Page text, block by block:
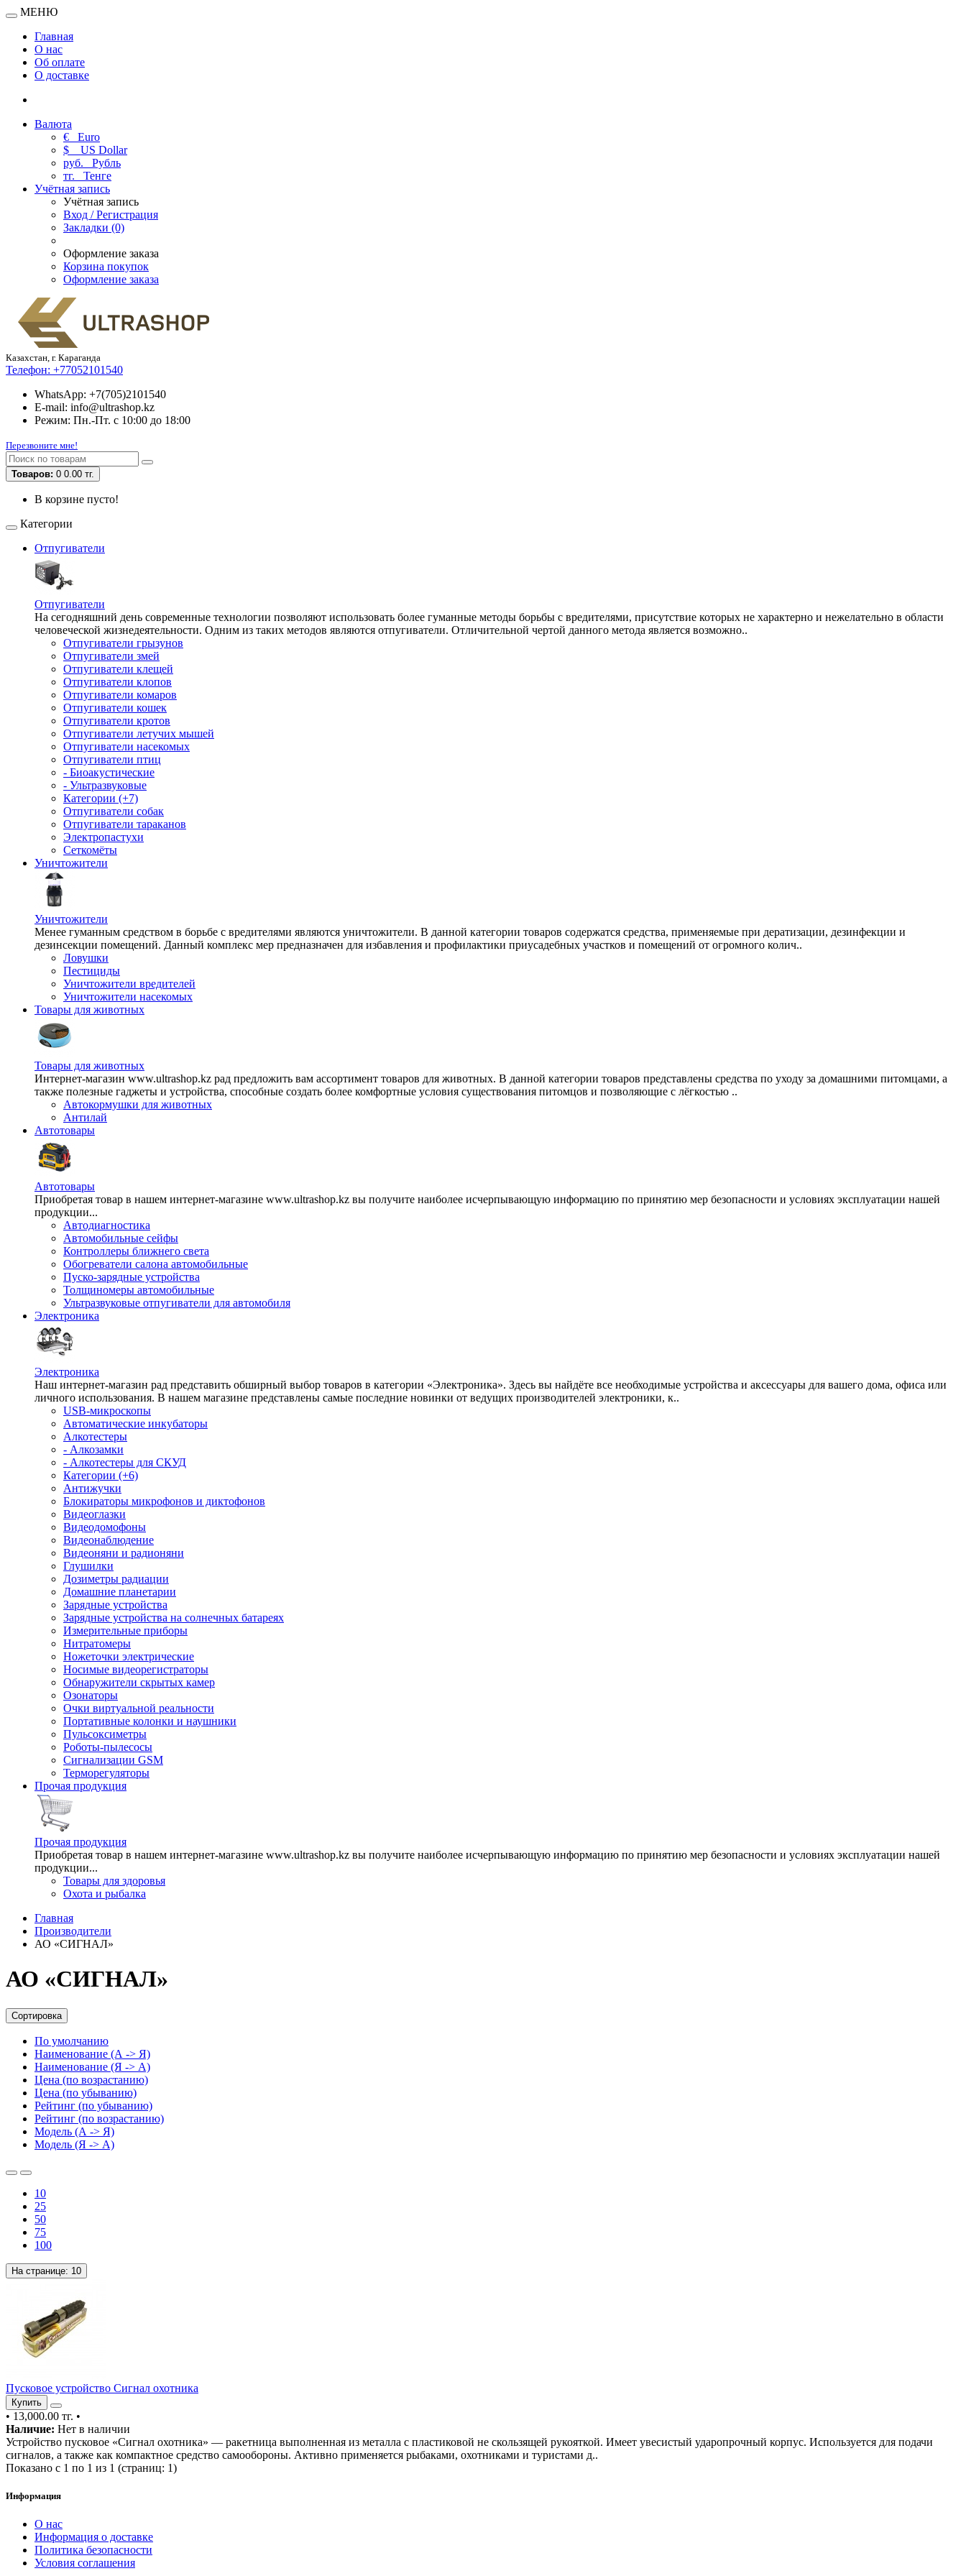
МЕНЮ
Главная
О нас
Об оплате
О доставке
Валюта
€ Euro
$
US Dollar
руб. Рубль
тг. Тенге
Учётная запись
Учётная запись
Вход / Регистрация
Закладки (0)
Оформление заказа
Корзина покупок
Оформление заказа
Казахстан, г. Караганда
Телефон: +77052101540
WhatsApp: +7(705)2101540
E-mail: info@ultrashop.kz
Режим: Пн.-Пт. с 10:00 до 18:00
Перезвоните мне!
Товаров: 0 0.00 тг.
В корзине пусто!
Категории
Отпугиватели
Отпугиватели
На сегодняшний день современные технологии позволяют использовать более гуманные методы борьбы с вредителями, присутствие которых не характерно и нежелательно в области
человеческой жизнедеятельности. Одним из таких методов являются отпугиватели. Отличительной чертой данного метода является возможно..
Отпугиватели грызунов
Отпугиватели змей
Отпугиватели клещей
Отпугиватели клопов
Отпугиватели комаров
Отпугиватели кошек
Отпугиватели кротов
Отпугиватели летучих мышей
Отпугиватели насекомых
Отпугиватели птиц
- Биоакустические
- Ультразвуковые
Категории (+7)
Отпугиватели собак
Отпугиватели тараканов
Электропастухи
Сеткомёты
Уничтожители
Уничтожители
Менее гуманным средством в борьбе с вредителями являются уничтожители. В данной категории товаров содержатся средства, применяемые при дератизации, дезинфекции и
дезинсекции помещений. Данный комплекс мер предназначен для избавления и профилактики приусадебных участков и помещений от огромного колич..
Ловушки
Пестициды
Уничтожители вредителей
Уничтожители насекомых
Товары для животных
Товары для животных
Интернет-магазин www.ultrashop.kz рад предложить вам ассортимент товаров для животных. В данной категории товаров представлены средства по уходу за домашними питомцами, а
также полезные гаджеты и устройства, способные создать более комфортные условия существования питомцов и позволяющие с лёгкостью ..
Автокормушки для животных
Антилай
Автотовары
Автотовары
Приобретая товар в нашем интернет-магазине www.ultrashop.kz вы получите наиболее исчерпывающую информацию по принятию мер безопасности и условиях эксплуатации нашей
продукции...
Автодиагностика
Автомобильные сейфы
Контроллеры ближнего света
Обогреватели салона автомобильные
Пуско-зарядные устройства
Толщиномеры автомобильные
Ультразвуковые отпугиватели для автомобиля
Электроника
Электроника
Наш интернет-магазин рад представить обширный выбор товаров в категории «Электроника». Здесь вы найдёте все необходимые устройства и аксессуары для вашего дома, офиса или
личного использования. В нашем магазине представлены самые последние новинки от ведущих производителей электроники, к..
USB-микроскопы
Автоматические инкубаторы
Алкотестеры
- Алкозамки
- Алкотестеры для СКУД
Категории (+6)
Антижучки
Блокираторы микрофонов и диктофонов
Видеоглазки
Видеодомофоны
Видеонаблюдение
Видеоняни и радионяни
Глушилки
Дозиметры радиации
Домашние планетарии
Зарядные устройства
Зарядные устройства на солнечных батареях
Измерительные приборы
Нитратомеры
Ножеточки электрические
Носимые видеорегистраторы
Обнаружители скрытых камер
Озонаторы
Очки виртуальной реальности
Портативные колонки и наушники
Пульсоксиметры
Роботы-пылесосы
Сигнализации GSM
Терморегуляторы
Прочая продукция
Прочая продукция
Приобретая товар в нашем интернет-магазине www.ultrashop.kz вы получите наиболее исчерпывающую информацию по принятию мер безопасности и условиях эксплуатации нашей
продукции...
Товары для здоровья
Охота и рыбалка
Главная
Производители
АО «СИГНАЛ»
АО «СИГНАЛ»
Сортировка
По умолчанию
Наименование (А -> Я)
Наименование (Я -> А)
Цена (по возрастанию)
Цена (по убыванию)
Рейтинг (по убыванию)
Рейтинг (по возрастанию)
Модель (А -> Я)
Модель (Я -> А)
10
25
50
75
100
На странице: 10
Пусковое устройство Сигнал охотника
Купить
• 13,000.00 тг. •
Наличие: Нет в наличии
Устройство пусковое «Сигнал охотника» — ракетница выполненная из металла с пластиковой не скользящей рукояткой. Имеет увесистый ударопрочный корпус. Используется для подачи
сигналов, а также как компактное средство самообороны. Активно применяется рыбаками, охотниками и туристами д..
Показано с 1 по 1 из 1 (страниц: 1)
Информация
О нас
Информация о доставке
Политика безопасности
Условия соглашения